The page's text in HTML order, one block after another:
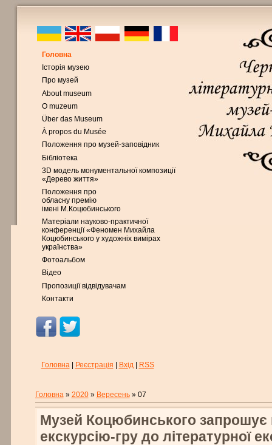
Головна
Історія музею
Про музей
About museum
O muzeum
Über das Museum
À propos du Musée
Положення про музей-заповідник
Бібліотека
3D модель монументальної композиції
«Дерево життя»
Положення про
обласну премію
імені М.Коцюбинського
Матеріали науково-практичної
конференції «Феномен Михайла
Коцюбинського у художніх вимірах
українства»
Фотоальбом
Відео
Пропозиції відвідувачам
Контакти
Головна| Реєстрація Вхід| RSS
Головна» 2020 » Вересень » 07
Музей Коцюбинського запрошує
екскурсію-гру до літературної